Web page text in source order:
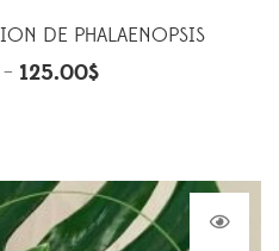
DE PHALAENOPSIS
125.00$